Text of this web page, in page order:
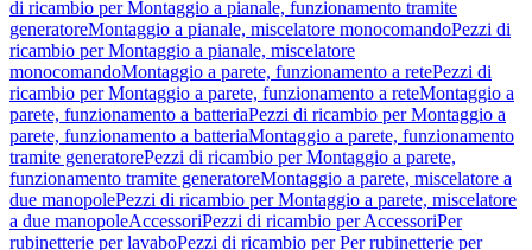
di ricambio per Montaggio a pianale, funzionamento tramite
generatoreMontaggio a pianale, miscelatore monocomandoPezzi di
ricambio per Montaggio a pianale, miscelatore
monocomandoMontaggio a parete, funzionamento a retePezzi di
ricambio per Montaggio a parete, funzionamento a reteMontaggio a
parete, funzionamento a batteriaPezzi di ricambio per Montaggio a
parete, funzionamento a batteriaMontaggio a parete, funzionamento
tramite generatorePezzi di ricambio per Montaggio a parete,
funzionamento tramite generatoreMontaggio a parete, miscelatore a
due manopolePezzi di ricambio per Montaggio a parete, miscelatore
a due manopoleAccessoriPezzi di ricambio per AccessoriPer
rubinetterie per lavaboPezzi di ricambio per Per rubinetterie per